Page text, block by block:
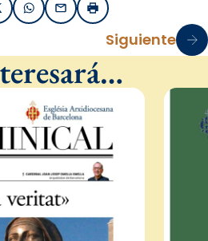
/ Twitter
WhatsApp
EmailImprimir
Siguiente